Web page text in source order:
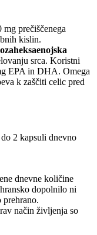
prečiščenega
kislin.
srca. Koristni
EPA in DHA. Omega
k zaščiti celic pred
2 kapsuli dnevno
dnevne količine
dopolnilo ni
prehrano.
način življenja so